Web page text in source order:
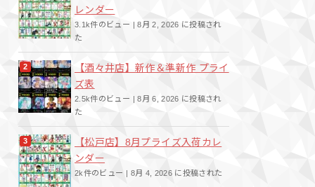
レンダー
3.1k件のビュー |8月 2, 2026 に投稿され
た
【酒々井店】新作＆準新作 プライ
ズ表
2.5k件のビュー |8月 6, 2026 に投稿され
た
【松戸店】8月プライズ入荷カレ
ンダー
2k件のビュー | 8月 4, 2026 に投稿された